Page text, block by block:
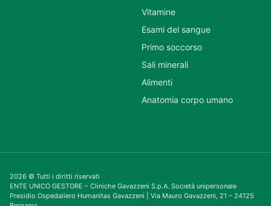
Vitamine
Esami del sangue
Primo soccorso
Sali minerali
Alimenti
Anatomia corpo umano
2026 © Tutti i diritti riservati
ENTE UNICO GESTORE – Cliniche Gavazzeni S.p.A. Società unipersonale
Presidio Ospedaliero Humanitas Gavazzeni | Via Mauro Gavazzeni, 21 – 24125